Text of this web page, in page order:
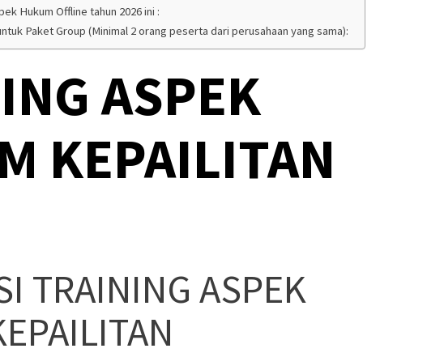
Hukum Offline tahun 2026 ini :
Paket Group (Minimal 2 orang peserta dari perusahaan yang sama):
ASPEK
KEPAILITAN
TRAINING ASPEK